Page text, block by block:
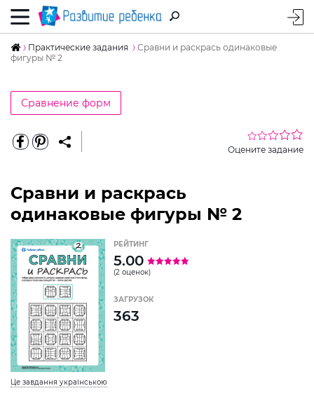
Практические задания
Сравни и раскрась одинаковые
фигуры № 2
Сравнение форм
Оцените задание
Сравни и раскрась
одинаковые фигуры № 2
Це завдання українською
РЕЙТИНГ
5.00
(2 оценок)
ЗАГРУЗОК
363